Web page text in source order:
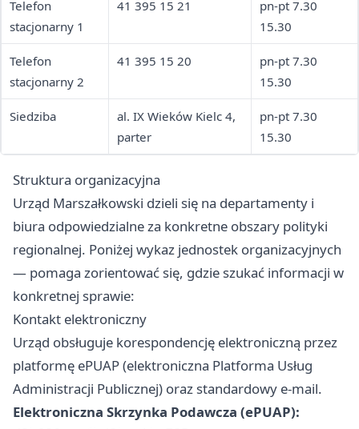
Telefon
stacjonarny 1
41 395 15 21
pn-pt 7.30
15.30
Telefon
stacjonarny 2
41 395 15 20
pn-pt 7.30
15.30
Siedziba
al. IX Wieków Kielc 4,
parter
pn-pt 7.30
15.30
Struktura organizacyjna
Urząd Marszałkowski dzieli się na departamenty i
biura odpowiedzialne za konkretne obszary polityki
regionalnej. Poniżej wykaz jednostek organizacyjnych
— pomaga zorientować się, gdzie szukać informacji w
konkretnej sprawie:
Kontakt elektroniczny
Urząd obsługuje korespondencję elektroniczną przez
platformę ePUAP (elektroniczna Platforma Usług
Administracji Publicznej) oraz standardowy e-mail.
Elektroniczna Skrzynka Podawcza (ePUAP):